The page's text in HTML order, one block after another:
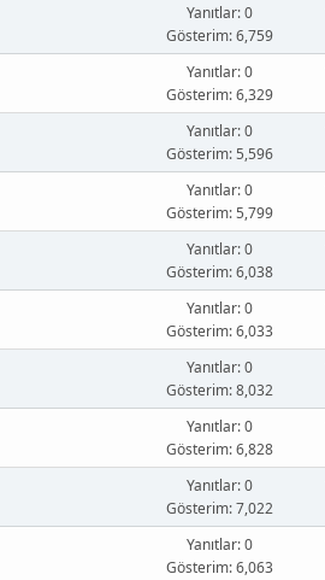
Yanıtlar: 0
Gösterim: 6,759
Yanıtlar: 0
Gösterim: 6,329
Yanıtlar: 0
Gösterim: 5,596
Yanıtlar: 0
Gösterim: 5,799
Yanıtlar: 0
Gösterim: 6,038
Yanıtlar: 0
Gösterim: 6,033
Yanıtlar: 0
Gösterim: 8,032
Yanıtlar: 0
Gösterim: 6,828
Yanıtlar: 0
Gösterim: 7,022
Yanıtlar: 0
Gösterim: 6,063